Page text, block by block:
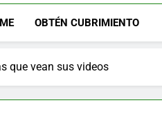
OBTÉN CUBRIMIENTO
que vean sus videos